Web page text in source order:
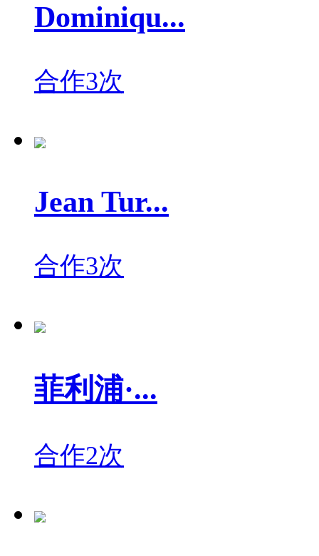
Dominiqu...
合作3次
Jean Tur...
合作3次
菲利浦·...
合作2次